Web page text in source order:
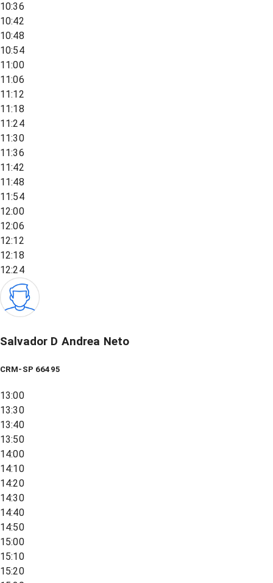
10:36
10:42
10:48
10:54
11:00
11:06
11:12
11:18
11:24
11:30
11:36
11:42
11:48
11:54
12:00
12:06
12:12
12:18
12:24
Salvador D Andrea Neto
CRM-SP 66495
13:00
13:30
13:40
13:50
14:00
14:10
14:20
14:30
14:40
14:50
15:00
15:10
15:20